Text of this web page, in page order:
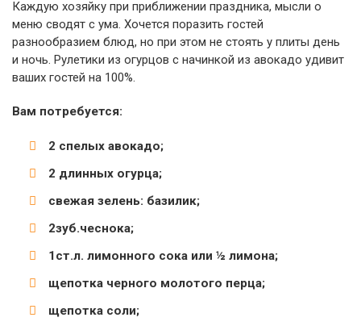
Каждую хозяйку при приближении праздника, мысли о
меню сводят с ума. Хочется поразить гостей
разнообразием блюд, но при этом не стоять у плиты день
и ночь. Рулетики из огурцов с начинкой из авокадо удивит
ваших гостей на 100%.
Вам потребуется:
2 спелых авокадо;
2 длинных огурца;
свежая зелень: базилик;
2зуб.чеснока;
1ст.л. лимонного сока или ½ лимона;
щепотка черного молотого перца;
щепотка соли;